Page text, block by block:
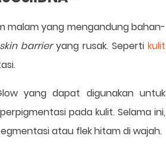
malam yang mengandung bahan-
skin barrieryang rusak. Sepertikulit
yang dapat digunakan untuk
pada kulit. Selama ini,
atau flek hitam di wajah.